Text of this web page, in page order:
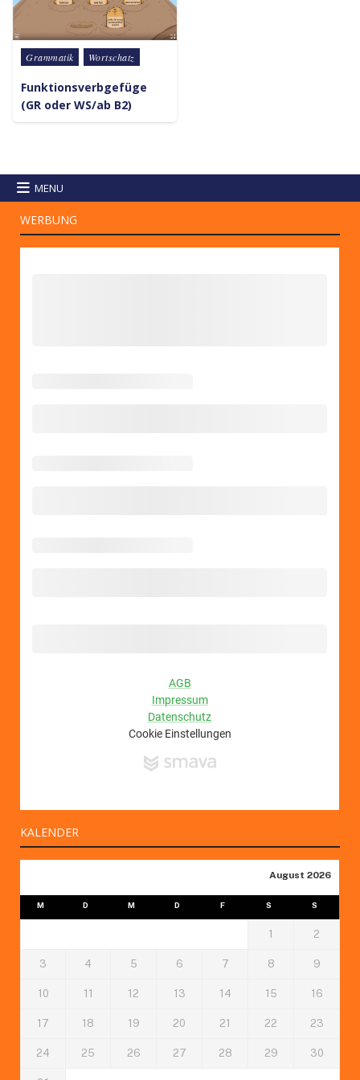
Posted in
Grammatik Wortschatz
Funktionsverbgefüge
(GR oder WS/ab B2)
MENU
WERBUNG
KALENDER
August 2026
M D M D F S S
1 2
3 4 5 6 7 8 9
10 11 12 13 14 15 16
17 18 19 20 21 22 23
24 25 26 27 28 29 30